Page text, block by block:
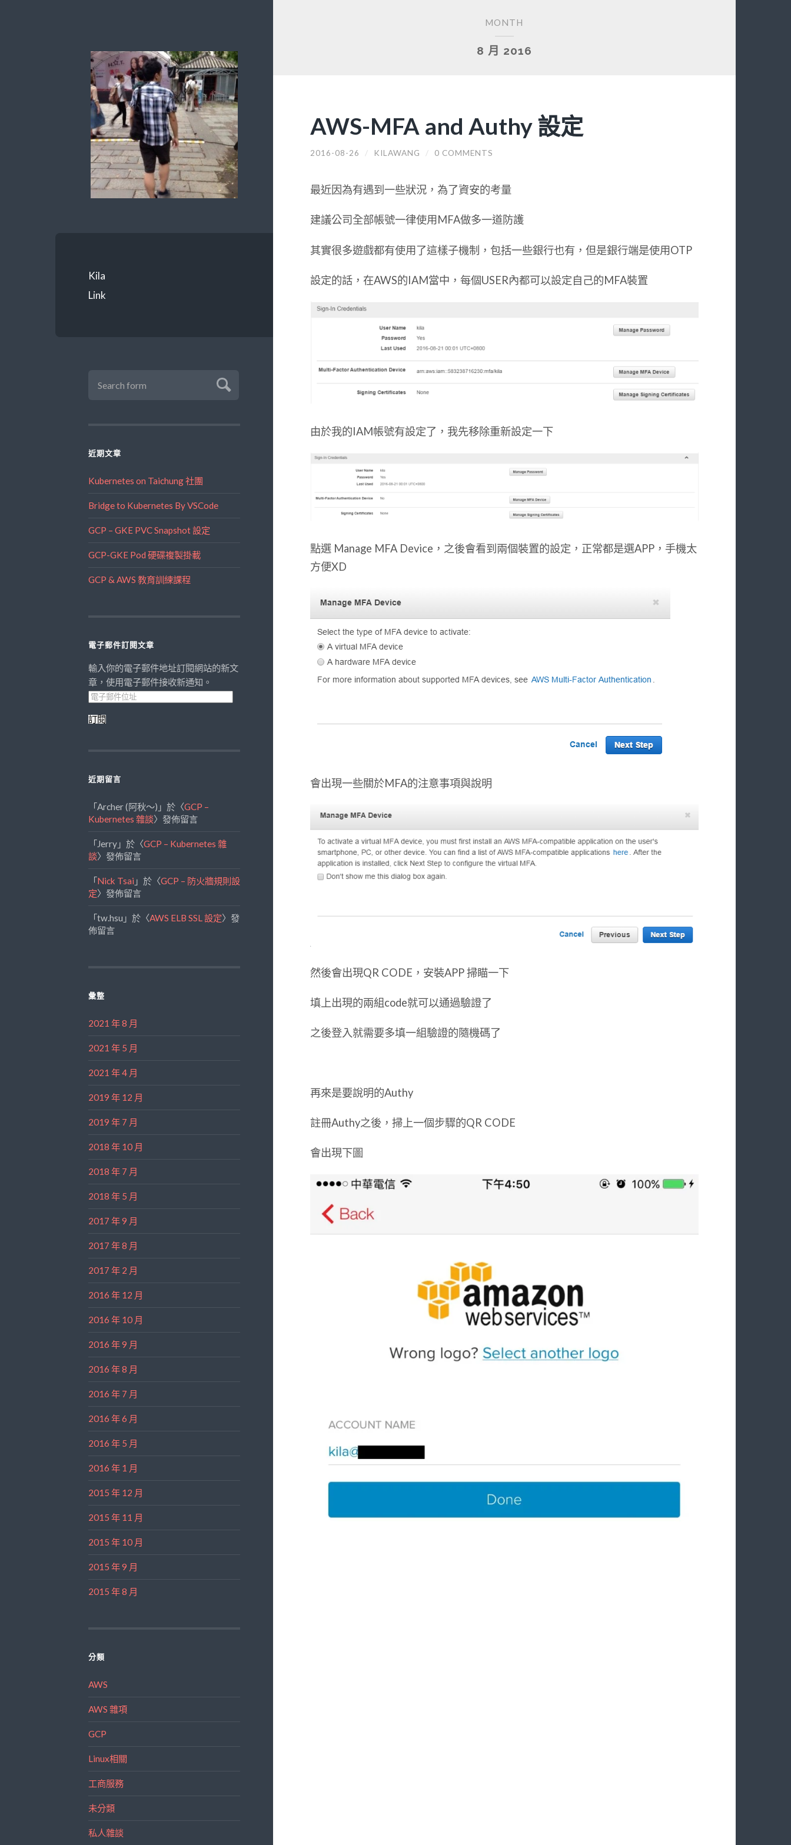
Kila
Link
近期文章
Kubernetes on Taichung 社團
Bridge to Kubernetes By VSCode
GCP – GKE PVC Snapshot 設定
GCP-GKE Pod 硬碟複製掛載
GCP & AWS 教育訓練課程
電子郵件訂閱文章
輸入你的電子郵件地址訂閱網站的新文
章，使用電子郵件接收新通知。
電
子
件
訂閱
近期留言
「Archer (阿秋～) 」於〈GCP –
Kubernetes 雜談〉發佈留言
「Jerry」於〈GCP – Kubernetes 雜
談〉發佈留言
「Nick Tsai 」於〈GCP – 防火牆規則設
定〉發佈留言
「tw.hsu 」於〈AWS ELB SSL 設定〉發
佈留言
彙整
2021 年 8 月
2021 年 5 月
2021 年 4 月
2019 年 12 月
2019 年 7 月
2018 年 10 月
2018 年 7 月
2018 年 5 月
2017 年 9 月
2017 年 8 月
2017 年 2 月
2016 年 12 月
2016 年 10 月
2016 年 9 月
2016 年 8 月
2016 年 7 月
2016 年 6 月
2016 年 5 月
2016 年 1 月
2015 年 12 月
2015 年 11 月
2015 年 10 月
2015 年 9 月
2015 年 8 月
分類
AWS
AWS 雜項
GCP
Linux相關
工商服務
未分類
私人雜談
MONTH
8 月 2016
AWS-MFA and Authy 設定
2016-08-26 / KILAWANG / 0 COMMENTS
最近因為有遇到一些狀況，為了資安的考量
建議公司全部帳號一律使用MFA做多一道防護
其實很多遊戲都有使用了這樣子機制，包括一些銀行也有，但是銀行端是使用OTP
設定的話，在AWS的IAM當中，每個USER內都可以設定自己的MFA裝置
由於我的IAM帳號有設定了，我先移除重新設定一下
點選 Manage MFA Device，之後會看到兩個裝置的設定，正常都是選APP，手機太
方便XD
會出現一些關於MFA的注意事項與說明
然後會出現QR CODE，安裝APP 掃瞄一下
填上出現的兩組code就可以通過驗證了
之後登入就需要多填一組驗證的隨機碼了
再來是要說明的Authy
註冊Authy之後，掃上一個步驟的QR CODE
會出現下圖